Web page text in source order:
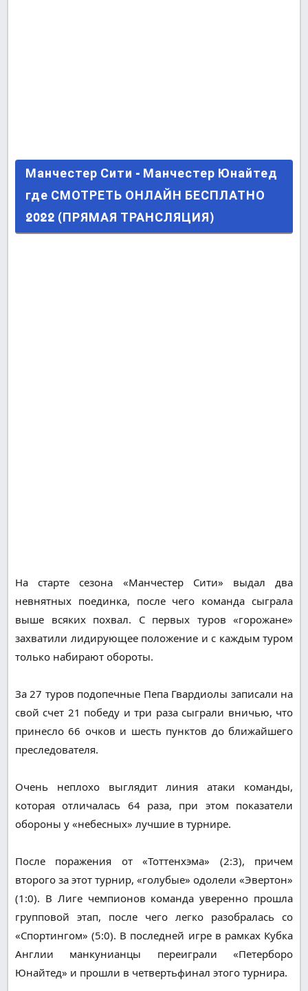
Манчестер Сити - Манчестер Юнайтед где
СМОТРЕТЬ ОНЛАЙН БЕСПЛАТНО 2022
(ПРЯМАЯ ТРАНСЛЯЦИЯ)
Манчестер Сити - Манчестер Юнайтед
где СМОТРЕТЬ ОНЛАЙН БЕСПЛАТНО
2022 (ПРЯМАЯ ТРАНСЛЯЦИЯ)
На старте сезона «Манчестер Сити» выдал два
невнятных поединка, после чего команда сыграла
выше всяких похвал. С первых туров «горожане»
захватили лидирующее положение и с каждым туром
только набирают обороты.
За 27 туров подопечные Пепа Гвардиолы записали на
свой счет 21 победу и три раза сыграли вничью, что
принесло 66 очков и шесть пунктов до ближайшего
преследователя.
Очень неплохо выглядит линия атаки команды,
которая отличалась 64 раза, при этом показатели
обороны у «небесных» лучшие в турнире.
После поражения от «Тоттенхэма» (2:3), причем
второго за этот турнир, «голубые» одолели «Эвертон»
(1:0). В Лиге чемпионов команда уверенно прошла
групповой этап, после чего легко разобралась со
«Спортингом» (5:0). В последней игре в рамках Кубка
Англии манкунианцы переиграли «Петерборо
Юнайтед» и прошли в четвертьфинал этого турнира.